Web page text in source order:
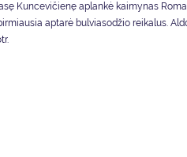
Kuncevičienę aplankė kaimynas
aptarė bulviasodžio reikalus.